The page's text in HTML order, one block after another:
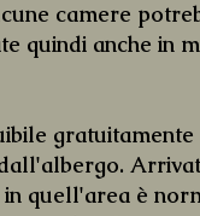
camere
quindi anche in
quell'area è